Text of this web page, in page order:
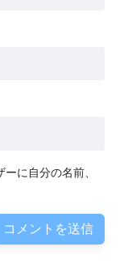
に自分の名前、